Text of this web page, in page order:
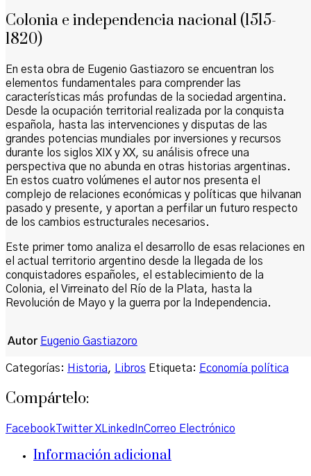
Colonia e independencia nacional (1515-
1820)
En esta obra de Eugenio Gastiazoro se encuentran los
elementos fundamentales para comprender las
características más profundas de la sociedad argentina.
Desde la ocupación territorial realizada por la conquista
española, hasta las intervenciones y disputas de las
grandes potencias mundiales por inversiones y recursos
durante los siglos XIX y XX, su análisis ofrece una
perspectiva que no abunda en otras historias argentinas.
En estos cuatro volúmenes el autor nos presenta el
complejo de relaciones económicas y políticas que hilvanan
pasado y presente, y aportan a perfilar un futuro respecto
de los cambios estructurales necesarios.
Este primer tomo analiza el desarrollo de esas relaciones en
el actual territorio argentino desde la llegada de los
conquistadores españoles, el establecimiento de la
Colonia, el Virreinato del Río de la Plata, hasta la
Revolución de Mayo y la guerra por la Independencia.
Autor Eugenio Gastiazoro
Categorías: Historia, Libros Etiqueta: Economía política
Compártelo:
Facebook Twitter X LinkedInCorreo Electrónico
Información adicional